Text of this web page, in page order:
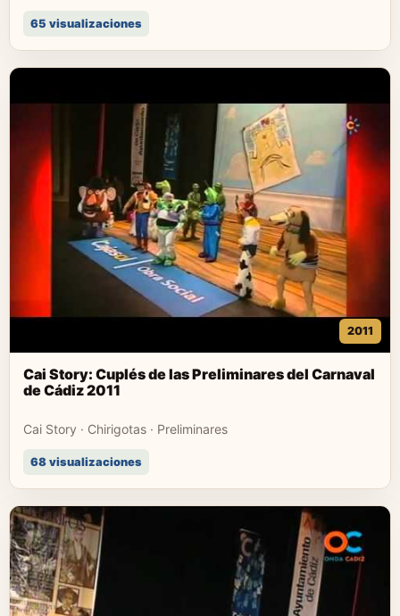
65 visualizaciones
2011
Cai Story: Cuplés de las Preliminares del Carnaval
de Cádiz 2011
Cai Story · Chirigotas · Preliminares
68 visualizaciones